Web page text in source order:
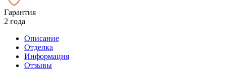
Гарантия
2 года
Описание
Отделка
Информация
Отзывы